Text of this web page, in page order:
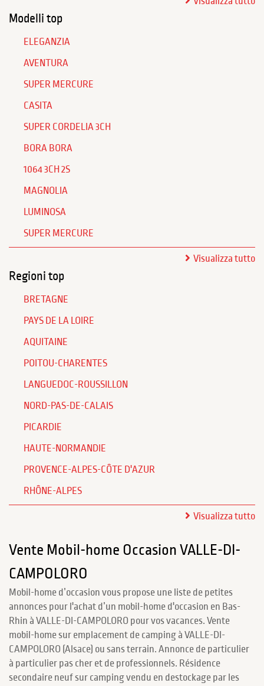
Modelli top
ELEGANZIA
AVENTURA
SUPER MERCURE
CASITA
SUPER CORDELIA 3CH
BORA BORA
1064 3CH 2S
MAGNOLIA
LUMINOSA
SUPER MERCURE
Visualizza tutto
Regioni top
BRETAGNE
PAYS DE LA LOIRE
AQUITAINE
POITOU-CHARENTES
LANGUEDOC-ROUSSILLON
NORD-PAS-DE-CALAIS
PICARDIE
HAUTE-NORMANDIE
PROVENCE-ALPES-CÔTE D'AZUR
RHÔNE-ALPES
Visualizza tutto
Vente Mobil-home Occasion VALLE-DI-
CAMPOLORO
Mobil-home d’occasion vous propose une liste de petites
annonces pour l'achat d’un mobil-home d'occasion en Bas-
Rhin à VALLE-DI-CAMPOLORO pour vos vacances. Vente
mobil-home sur emplacement de camping à VALLE-DI-
CAMPOLORO (Alsace) ou sans terrain. Annonce de particulier
à particulier pas cher et de professionnels. Résidence
secondaire neuf sur camping vendu en destockage par les